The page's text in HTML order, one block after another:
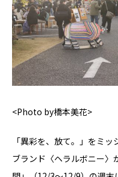
<Photo by橋本美花>
「異彩を、放て。」をミ
ブランド〈ヘラルボニー〉